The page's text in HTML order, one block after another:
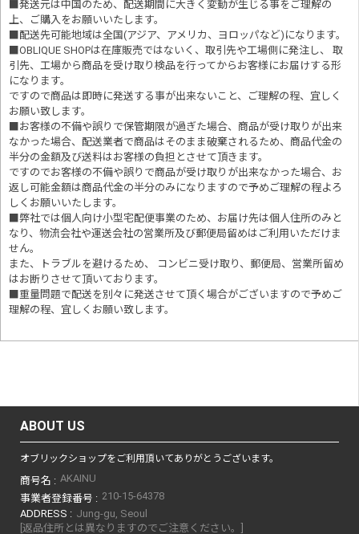
■発送元は中国のため、配送期間に大きく変動が生じる事をご理解の
上、ご購入をお願いいたします。
■配送先可能地域は全国(アジア、アメリカ、ヨロッパなど)になります。
■OBLIQUE SHOPは在庫販売ではないく、取引先や工場側に発注し、 取
引先、工場から商品を受け取り検品を行ってからお客様にお届けする形
になります。
ですので商品は即時に発送する事が出来ないこと、ご理解の程、宜しく
お願い致します。
■お客様の不備や誤りで保管期限が過ぎた場合、商品が受け取りが出来
なかった場合、配送業者で商品はそのまま破棄されるため、商品代金の
半分の金額及び送料はお客様の負担とさせて頂きます。
ですのでお客様の不備や誤りで商品が受け取りが出来なかった場合、お
返し可能金額は商品代金の半分のみになりますので予めご理解の程よろ
しくお願いいたします。
弊社では個人向け小型宅配便事業のため、お届け先は個人住所のみと
なり、物流会社や運送会社の営業所及び郵便局留めはご利用いただけま
せん。
また、トラブルを避けるため、 コンビニ受け取り、郵便局、営業所留め
はお断りさせて頂いております。
■重量問題で配送を別々に発送させて頂く場合がございますので予めご
理解の程、宜しくお願い致します。
ABOUT US
オブリックショップをご利用頂いてありがとうございます。
商号名 : AKAINU
事業者登録番号 : 210-15-64378
ADDRESS : Jung-gu, Seoul
[返品住所とは異なりますのでご注意ください。]